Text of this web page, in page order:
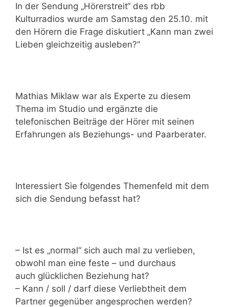
In der Sendung „Hörerstreit“ des rbb
Kulturradios wurde am Samstag den 25.10. mit
den Hörern die Frage diskutiert „Kann man zwei
Lieben gleichzeitig ausleben?“
Mathias Miklaw war als Experte zu diesem
Thema im Studio und ergänzte die
telefonischen Beiträge der Hörer mit seinen
Erfahrungen als Beziehungs- und Paarberater.
Interessiert Sie folgendes Themenfeld mit dem
sich die Sendung befasst hat?
– Ist es „normal“ sich auch mal zu verlieben,
obwohl man eine feste – und durchaus
auch glücklichen Beziehung hat?
– Kann / soll / darf diese Verliebtheit dem
Partner gegenüber angesprochen werden?